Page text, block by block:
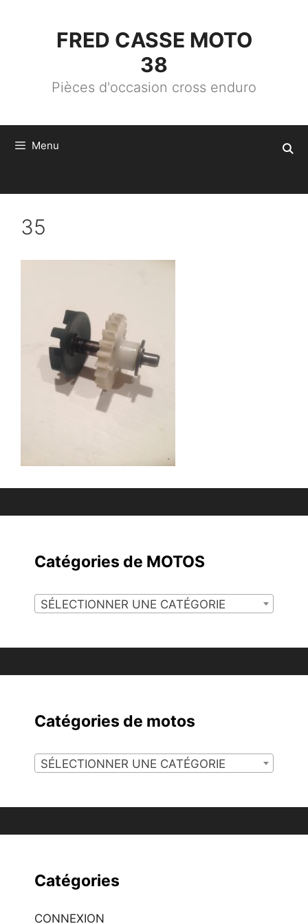
FRED CASSE MOTO
38
Pièces d'occasion cross enduro
Menu
35
Catégories de MOTOS
SÉLECTIONNER UNE CATÉGORIE
Catégories de motos
SÉLECTIONNER UNE CATÉGORIE
Catégories
CONNEXION